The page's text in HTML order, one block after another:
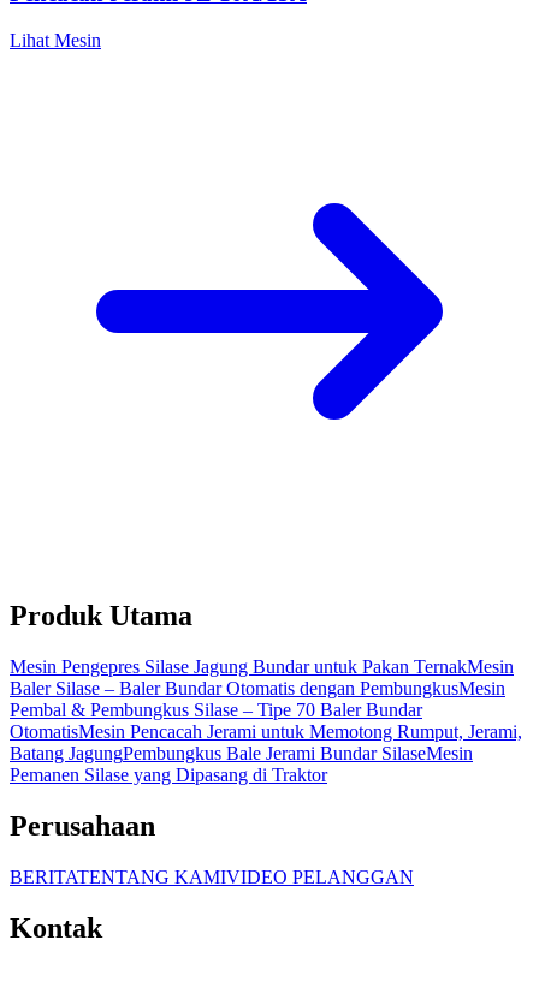
Lihat Mesin
Produk Utama
Mesin Pengepres Silase Jagung Bundar untuk Pakan TernakMesin
Baler Silase – Baler Bundar Otomatis dengan PembungkusMesin
Pembal & Pembungkus Silase – Tipe 70 Baler Bundar
OtomatisMesin Pencacah Jerami untuk Memotong Rumput, Jerami,
Batang JagungPembungkus Bale Jerami Bundar SilaseMesin
Pemanen Silase yang Dipasang di Traktor
Perusahaan
BERITATENTANG KAMIVIDEO PELANGGAN
Kontak